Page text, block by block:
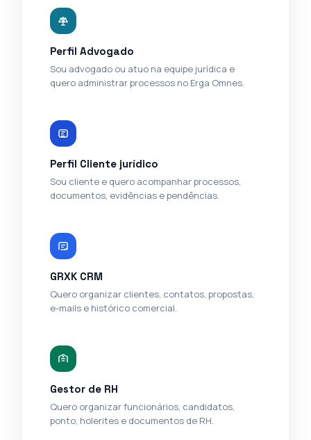
Perfil Advogado
Sou advogado ou atuo na equipe jurídica e
quero administrar processos no Erga Omnes.
Perfil Cliente jurídico
Sou cliente e quero acompanhar processos,
documentos, evidências e pendências.
GRXK CRM
Quero organizar clientes, contatos, propostas,
e-mails e histórico comercial.
Gestor de RH
Quero organizar funcionários, candidatos,
ponto, holerites e documentos de RH.